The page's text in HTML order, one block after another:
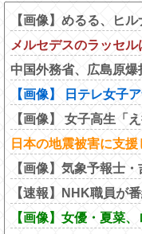
【画像】めるる、ヒ
メルセデスのラッセ
中国外務省、広島原
【画像】 日テレ女子
【画像】 女子高生「
日本の地震被害に支
【画像】気象予報士
【速報】NHK職員が
【画像】女優・夏菜